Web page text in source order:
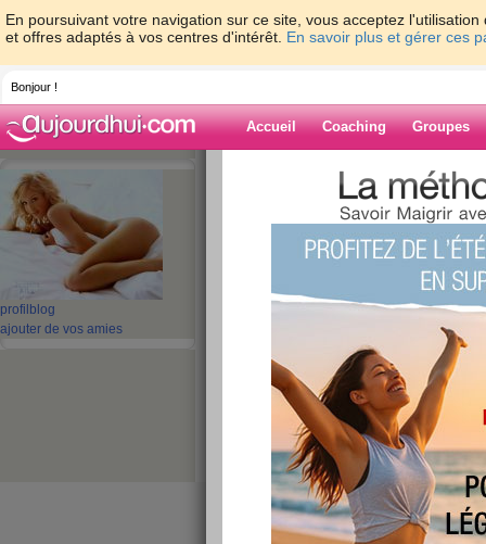
En poursuivant votre navigation sur ce site, vous acceptez
et offres adaptés à vos centres d'intérêt. En savoir plus et gérer ces
Bonjour !
Accueil Coaching Groupes
profil blog
ajouter de vos amies
>
Blog de lawana
21 - 27 »
‹ Préc. 11 12 13 14 15
coucou les belles
publié le 03/06/2008 à 07:16